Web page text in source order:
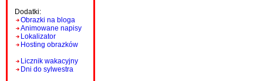
Dodatki:
Obrazki na bloga
Animowane napisy
Lokalizator
Hosting obrazków
Licznik wakacyjny
Dni do sylwestra